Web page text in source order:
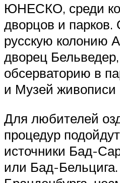
ЮНЕСКО, среди
дворцов и парков.
русскую колонию
дворец
обсерваторию в
и Музей
Для любителей
процедур
источники Бад-
или Бад-